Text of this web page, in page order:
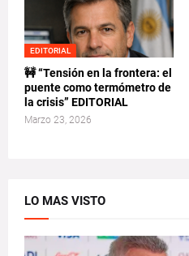
EDITORIAL
🚧 “Tensión en la frontera: el
puente como termómetro de
la crisis” EDITORIAL
Marzo 23, 2026
LO MAS VISTO